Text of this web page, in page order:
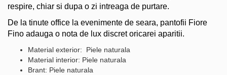
respire, chiar si dupa o zi intreaga de purtare.
De la tinute office la evenimente de seara, pantofii Fiore
Fino adauga o nota de lux discret oricarei aparitii.
Material exterior: Piele naturala
Material interior: Piele naturala
Brant: Piele naturala